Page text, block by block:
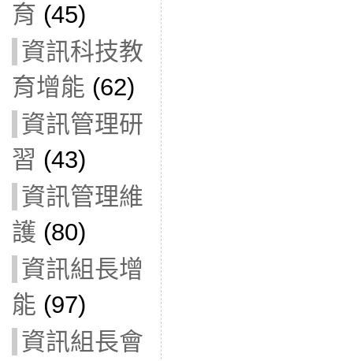
育 (45)
資訊科技教
育增能 (62)
資訊管理研
習 (43)
資訊管理維
護 (80)
資訊組長增
能 (97)
資訊組長會